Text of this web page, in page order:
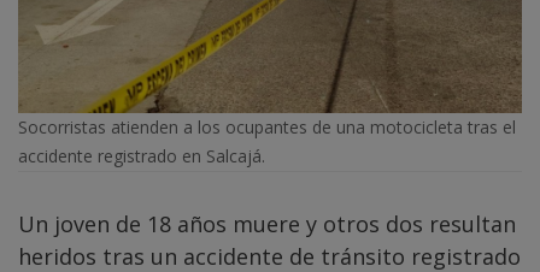
Socorristas atienden a los ocupantes de una motocicleta tras el
accidente registrado en Salcajá.
Un joven de 18 años muere y otros dos resultan
heridos tras un accidente de tránsito registrado